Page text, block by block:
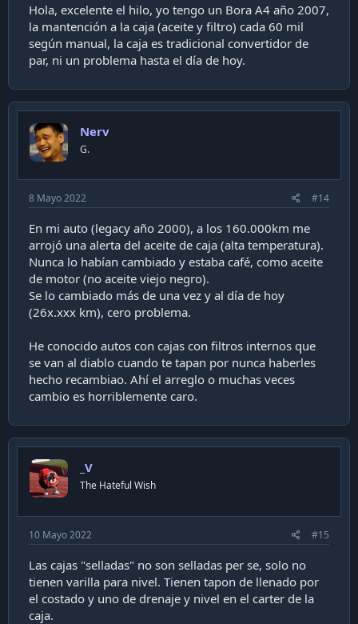
Hola, excelente el hilo, yo tengo un Bora A4 año 2007,
la mantención a la caja (aceite y filtro) cada 60 mil
según manual, la caja es tradicional convertidor de
par, ni un problema hasta el día de hoy.
Nerv
G.
8 Mayo 2022 #14
En mi auto (legacy año 2000), a los 160.000km me
arrojó una alerta del aceite de caja (alta temperatura).
Nunca lo habían cambiado y estaba café, como aceite
de motor (no aceite viejo negro).
Se lo cambiado más de una vez y al día de hoy
(26x.xxx km), cero problema.
He conocido autos con cajas con filtros internos que
se van al diablo cuando te tapan por nunca haberles
hecho recambiao. Ahí el arreglo o muchas veces
cambio es horriblemente caro.
_V
The Hateful Wish
10 Mayo 2022 #15
Las cajas "selladas" no son selladas per se, solo no
tienen varilla para nivel. Tienen tapon de llenado por
el costado y uno de drenaje y nivel en el carter de la
caja.